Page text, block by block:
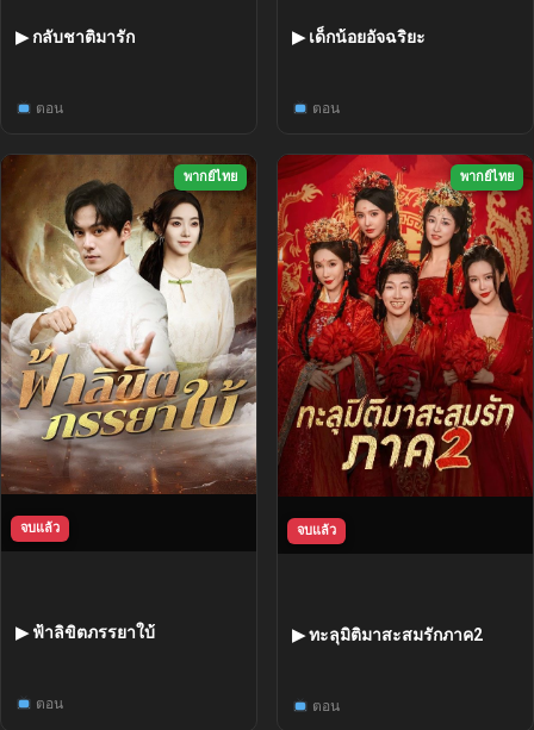
▶ กลับชาติมารัก
ตอน
▶ เด็กน้อยอัจฉริยะ
ตอน
พากย์ไทย
จบแล้ว
▶ ฟ้าลิขิตภรรยาใบ้
ตอน
พากย์ไทย
จบแล้ว
▶ ทะลุมิติมาสะสมรักภาค2
ตอน